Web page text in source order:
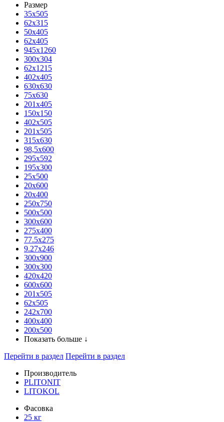
Размер
35х505
62x315
50x405
62х405
945x1260
300x304
62x1215
402x405
630x630
75x630
201x405
150x150
402x505
201x505
315x630
98,5х600
295x592
195х300
25x500
20х600
20х400
250x750
500x500
300x600
275x400
77.5х275
9.27x246
300x900
300x300
420х420
600х600
201х505
62х505
242х700
400х400
200х500
Показать больше ↓
Перейти в раздел Перейти в раздел
Производитель
PLITONIT
LITOKOL
Фасовка
25 кг